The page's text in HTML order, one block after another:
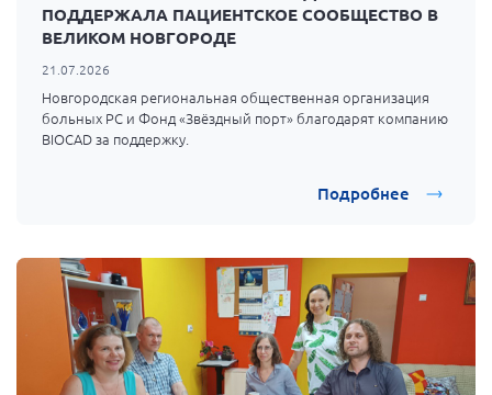
г. Севастополь
Самарская область ПРИЗМА
Самарская область СГОРС
Сахалинская область
Томская область
Тульская область
Ульяновская область
ПОДДЕРЖАЛА ПАЦИЕНТСКОЕ СООБЩЕСТВО В
ВЕЛИКОМ НОВГОРОДЕ
21.07.2026
Новгородская региональная общественная организация
больных РС и Фонд «Звёздный порт» благодарят компанию
BIOCAD за поддержку.
Подробнее